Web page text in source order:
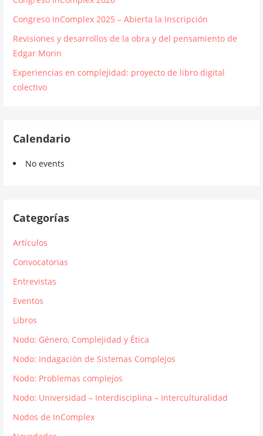
Congreso InComplex 2025 – Abierta la Inscripción
Revisiones y desarrollos de la obra y del pensamiento de
Edgar Morin
Experiencias en complejidad: proyecto de libro digital
colectivo
Calendario
No events
Categorías
Artículos
Convocatorias
Entrevistas
Eventos
Libros
Nodo: Género, Complejidad y Ética
Nodo: Indagación de Sistemas Complejos
Nodo: Problemas complejos
Nodo: Universidad – Interdisciplina – Interculturalidad
Nodos de InComplex